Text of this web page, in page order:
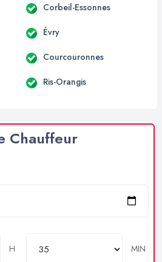
Corbeil-Essonnes
Évry
Courcouronnes
Ris-Orangis
Chauffeur
H
MIN